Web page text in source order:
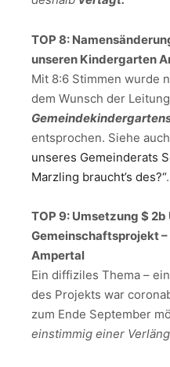
TOP 8:
unseren Kindergarten
Mit 8:6 Stimmen wurde
dem Wunsch der
entsprochen. Siehe
unseres Gemeinderats
Marzling braucht’s des?“.
TOP 9: Umsetzung $
Gemeinschaftsprojekt –
Ampertal
Ein diffiziles Thema –
des Projekts war
zum Ende September
einstimmig einer